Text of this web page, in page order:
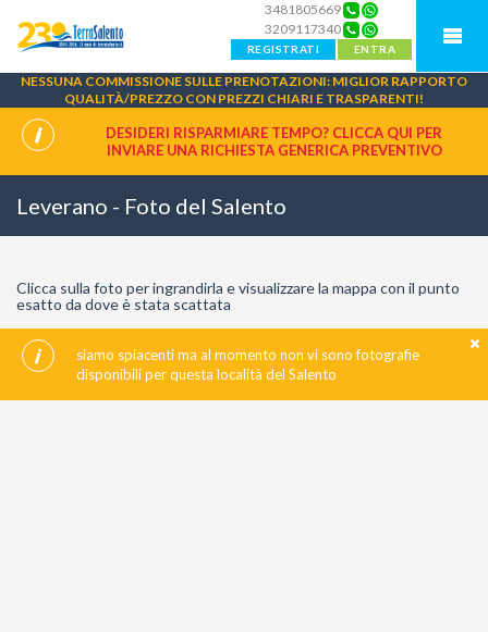
3481805669
3209117340
REGISTRATI ENTRA
NESSUNA COMMISSIONE SULLE PRENOTAZIONI: MIGLIOR RAPPORTO
QUALITÀ/PREZZO CON PREZZI CHIARI E TRASPARENTI!
DESIDERI RISPARMIARE TEMPO? CLICCA QUI PER
INVIARE UNA RICHIESTA GENERICA PREVENTIVO
Leverano - Foto del Salento
Clicca sulla foto per ingrandirla e visualizzare la mappa con il punto
esatto da dove è stata scattata
siamo spiacenti ma al momento non vi sono fotografie
disponibili per questa località del Salento